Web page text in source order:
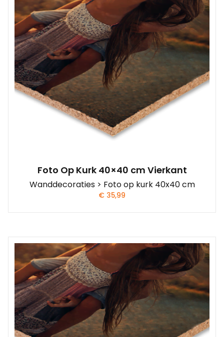
Foto Op Kurk 40×40 cm Vierkant
Wanddecoraties > Foto op kurk 40x40 cm
€ 35,99